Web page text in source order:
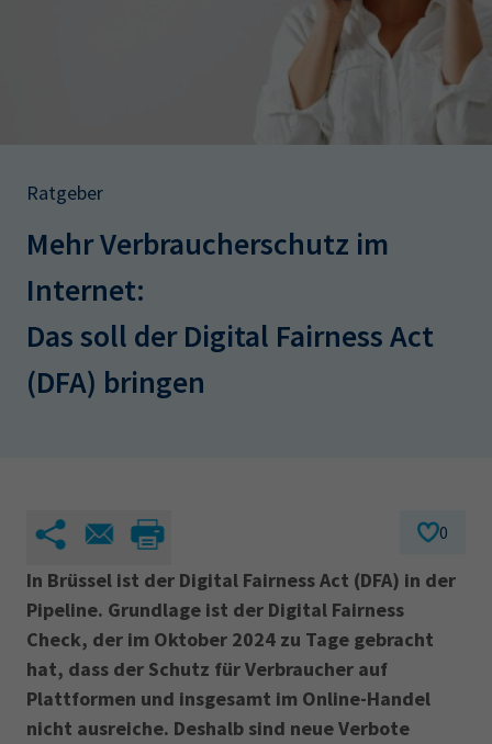
Presse
IHK Akademie
Magazin
Negativerklärung
Berichtsheft
Prüfbericht
Ratgeber
Mehr Verbraucherschutz im
Internet:
Das soll der Digital Fairness Act
(DFA) bringen
0
In Brüssel ist der Digital Fairness Act (DFA) in der
Pipeline. Grundlage ist der Digital Fairness
Check, der im Oktober 2024 zu Tage gebracht
hat, dass der Schutz für Verbraucher auf
Plattformen und insgesamt im Online-Handel
nicht ausreiche. Deshalb sind neue Verbote